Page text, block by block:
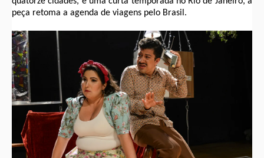
peça retoma a agenda de viagens pelo Brasil.